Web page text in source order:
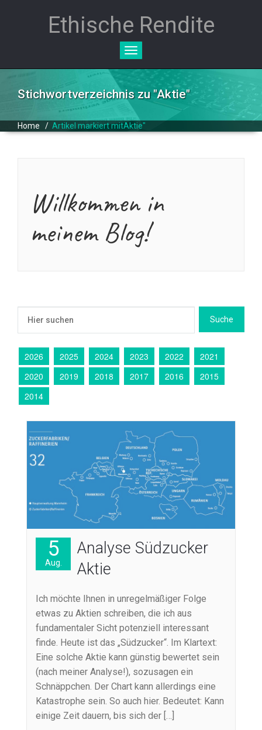
Ethische Rendite
Toggle
Stichwortverzeichnis zu "Aktie"
Home / Artikel markiert mitAktie"
Willkommen in
meinem Blog!
2026 2025 2024 2023 2022
2021
2020
2019 2018 2017 2016
2015
2014
5
Aug.
Analyse Südzucker
Aktie
Ich möchte Ihnen in unregelmäßiger Folge
etwas zu Aktien schreiben, die ich aus
fundamentaler Sicht potenziell interessant
finde. Heute ist das „Südzucker“. Im Klartext:
Eine solche Aktie kann günstig bewertet sein
(nach meiner Analyse!), sozusagen ein
Schnäppchen. Der Chart kann allerdings eine
Katastrophe sein. So auch hier. Bedeutet: Kann
einige Zeit dauern, bis sich der […]